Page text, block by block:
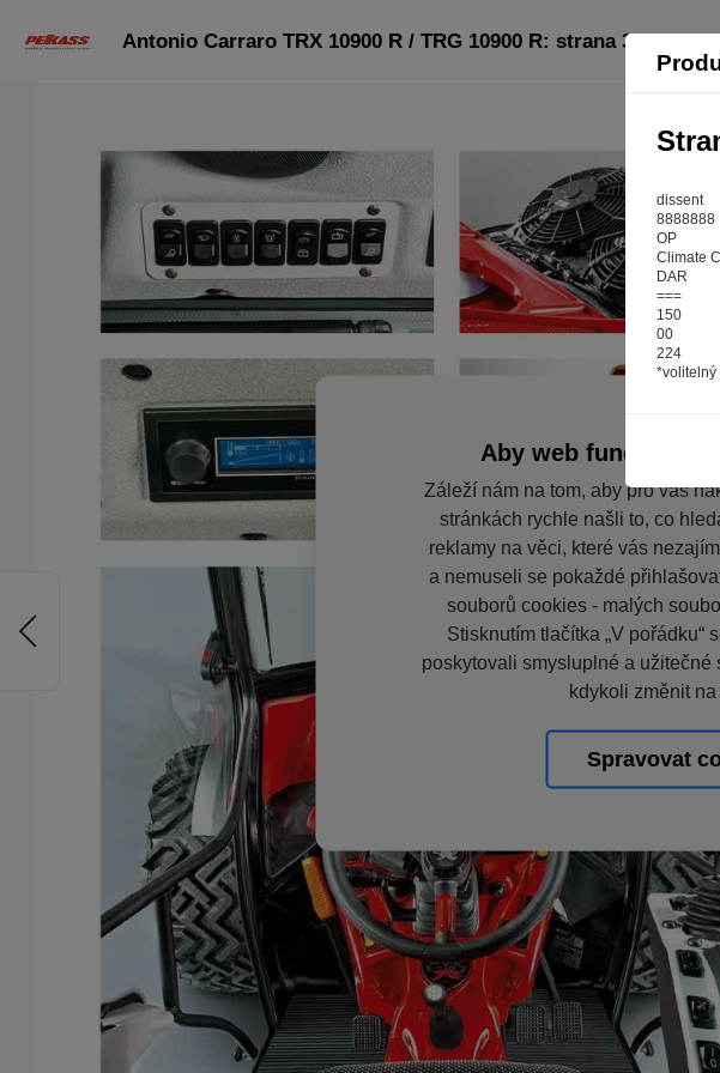
dissent
8888888
OP
Climate
DAR
===
150
00
224
*volitelný
Antonio Carraro TRX 10900 R / TRG 10900 R: strana 37
Aby web fungoval
Záleží nám na tom, aby pro vás
stránkách rychle našli to, co
reklamy na věci, které vás
a nemuseli se pokaždé
souborů cookies - malých
Stisknutím tlačítka „V pořádku“
poskytovali smysluplné a
kdykoli změnit
Spravovat